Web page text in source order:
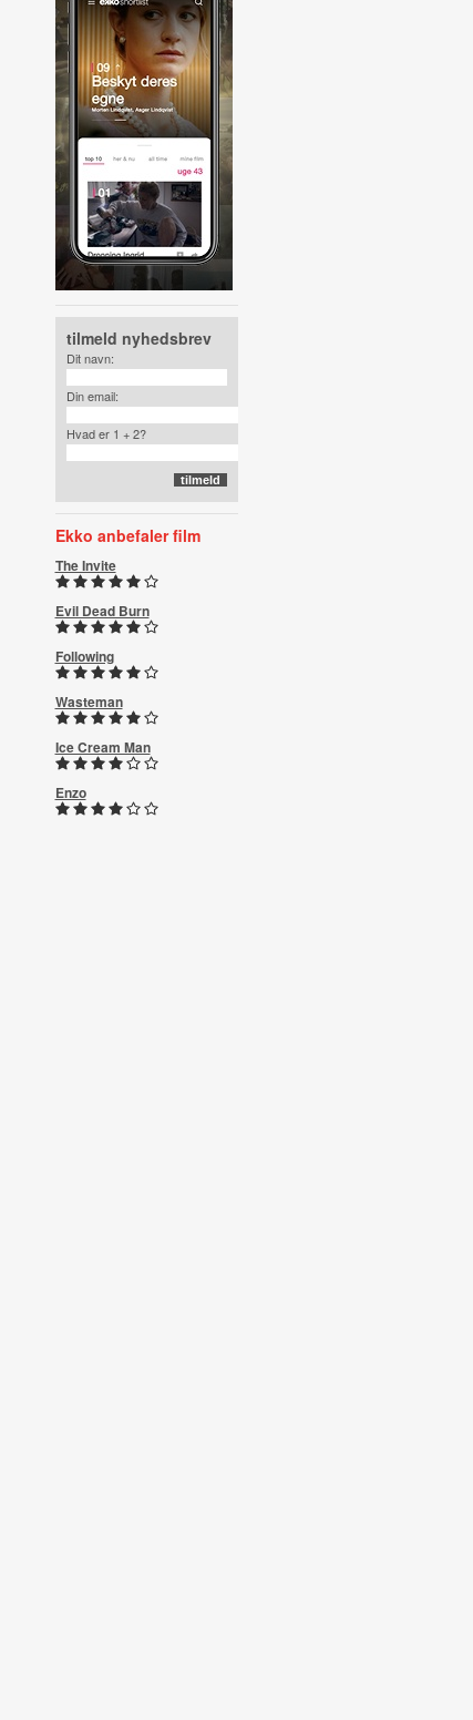
tilmeld nyhedsbrev
Dit navn:
Din email:
Hvad er 1 + 2?
Ekko anbefaler film
The Invite
Evil Dead Burn
Following
Wasteman
Ice Cream Man
Enzo